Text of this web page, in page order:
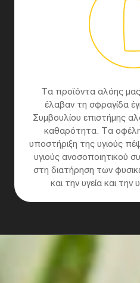
Τα προϊόντα αλόης
έλαβαν τη σφραγίδα
Συμβουλίου επιστήμης
καθαρότητα. Τα
υποστήριξη της υγιούς
υγιούς ανοσοποιητικού
στη διατήρηση των
και την υγεία και την